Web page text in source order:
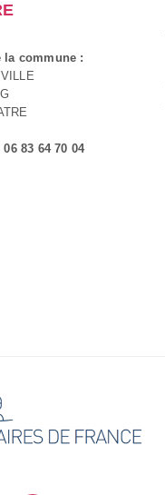
la commune :
06 83 64 70 04